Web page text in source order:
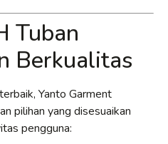
Tuban
Berkualitas
Yanto Garment
pilihan yang disesuaikan
pengguna: